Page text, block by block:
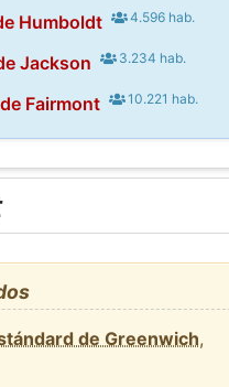
Humboldt 4.596 hab.
Jackson 3.234 hab.
Fairmont 10.221 hab.
de Greenwich,